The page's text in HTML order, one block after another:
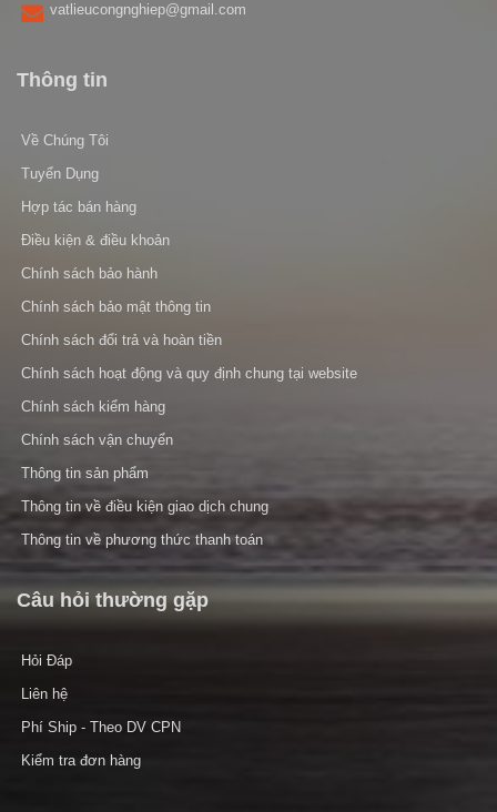
vatlieucongnghiep@gmail.com
Thông tin
Về Chúng Tôi
Tuyển Dụng
Hợp tác bán hàng
Điều kiện & điều khoản
Chính sách bảo hành
Chính sách bảo mật thông tin
Chính sách đổi trả và hoàn tiền
Chính sách hoạt động và quy định chung tại website
Chính sách kiểm hàng
Chính sách vận chuyển
Thông tin sản phẩm
Thông tin về điều kiện giao dịch chung
Thông tin về phương thức thanh toán
Câu hỏi thường gặp
Hỏi Đáp
Liên hệ
Phí Ship - Theo DV CPN
Kiểm tra đơn hàng